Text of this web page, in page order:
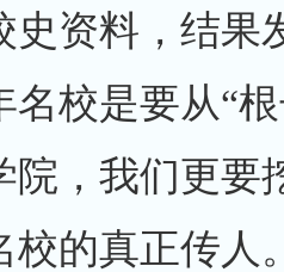
史资料，结果
名校是要从“
院，我们更要
校的真正传人